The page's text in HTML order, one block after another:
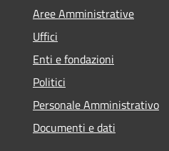
Aree Amministrative
Uffici
Enti e fondazioni
Politici
Personale Amministrativo
Documenti e dati